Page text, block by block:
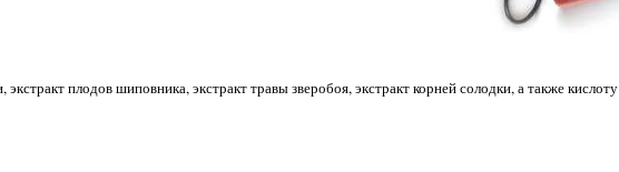
плодов шиповника, экстракт травы зверобоя, экстракт корней солодки, а также кислоту